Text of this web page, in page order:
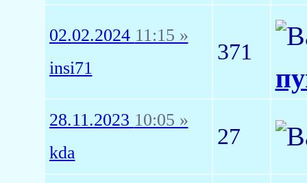
02.02.2024 11:15 »
insi71
371
28.11.2023 10:05 »
kda
27